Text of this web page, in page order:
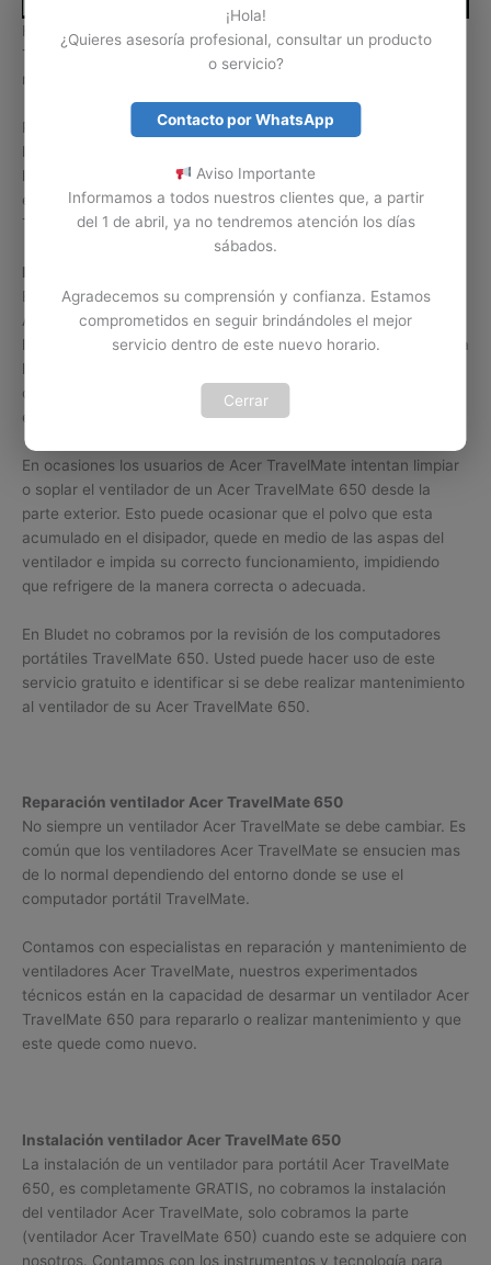
Hay daños o problemas de los computadores portátiles Acer
TravelMate 650 que se solucionan con solo realizar
mantenimiento a su ventilador interno.
Problemas como recalentamiento, apagado repentino o
lentitud, son algunos de los errores o problemas causados por
la falla del ventilador o suciedad en el mismo. Contamos con
expertos en mantenimiento y limpieza de ventiladores Acer
TravelMate 650 en Colombia.
Limpiar por cuenta propia.
Es importante tener claro que la limpieza del ventilador de un
Acer TravelMate 650 no se puede tomar a la ligera. Si no tiene
los conocimientos y la herramienta necesaria para realizar esta
labor, lo mejor es abstenerse de realizarla, ya que podemos
ocasionar un daño serio en el ventilador Acer TravelMate o en
el equipo Acer TravelMate 650.
En ocasiones los usuarios de Acer TravelMate intentan limpiar
o soplar el ventilador de un Acer TravelMate 650 desde la
parte exterior. Esto puede ocasionar que el polvo que esta
acumulado en el disipador, quede en medio de las aspas del
ventilador e impida su correcto funcionamiento, impidiendo
que refrigere de la manera correcta o adecuada.
En Bludet no cobramos por la revisión de los computadores
portátiles TravelMate 650. Usted puede hacer uso de este
servicio gratuito e identificar si se debe realizar mantenimiento
al ventilador de su Acer TravelMate 650.
Reparación ventilador Acer TravelMate 650
No siempre un ventilador Acer TravelMate se debe cambiar. Es
común que los ventiladores Acer TravelMate se ensucien mas
de lo normal dependiendo del entorno donde se use el
computador portátil TravelMate.
Contamos con especialistas en reparación y mantenimiento de
ventiladores Acer TravelMate, nuestros experimentados
técnicos están en la capacidad de desarmar un ventilador Acer
TravelMate 650 para repararlo o realizar mantenimiento y que
este quede como nuevo.
Instalación ventilador Acer TravelMate 650
La instalación de un ventilador para portátil Acer TravelMate
650, es completamente GRATIS, no cobramos la instalación
del ventilador Acer TravelMate, solo cobramos la parte
(ventilador Acer TravelMate 650) cuando este se adquiere con
nosotros. Contamos con los instrumentos y tecnología para
¡Hola!
¿Quieres asesoría profesional, consultar un producto
o servicio?
Contacto por WhatsApp
Aviso Importante
Informamos a todos nuestros clientes que, a partir
del 1 de abril, ya no tendremos atención los días
sábados.
Agradecemos su comprensión y confianza. Estamos
comprometidos en seguir brindándoles el mejor
servicio dentro de este nuevo horario.
Cerrar